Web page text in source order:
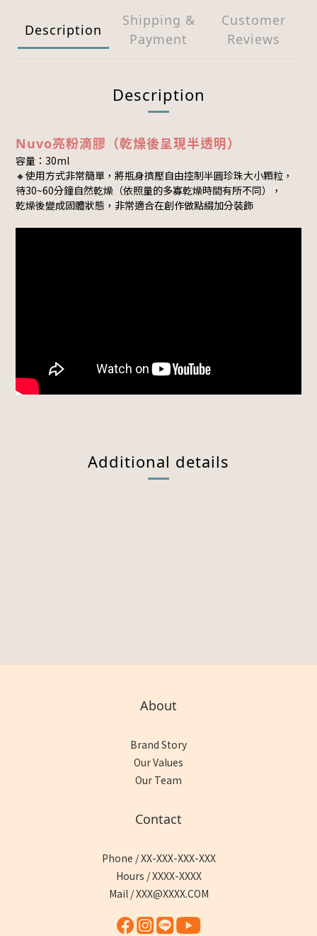
Description
Shipping &
Payment
Customer
Reviews
Description
Nuvo亮粉滴膠（乾燥後呈現半透明）
容量：30ml
🔸使用方式非常簡單，將瓶身擠壓自由控制半圓珍珠大小顆粒，
待30~60分鐘自然乾燥（依照量的多寡乾燥時間有所不同），
乾燥後變成固體狀態，非常適合在創作做點綴加分裝飾
Additional details
About
Brand Story
Our Values
Our Team
Contact
Phone / XX-XXX-XXX-XXX
Hours / XXXX-XXXX
Mail / XXX@XXXX.COM